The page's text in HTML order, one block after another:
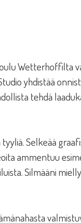
Wetterhoffilta
yhdistää
tehdä
Selkeää
ammentuu
Silmääni